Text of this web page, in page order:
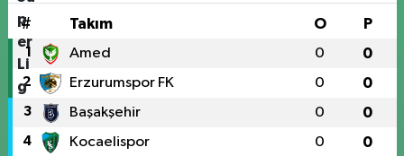
# Takım O P
1 Amed 0 0
2 Erzurumspor FK 0 0
3 Başakşehir 0 0
4 Kocaelispor 0 0